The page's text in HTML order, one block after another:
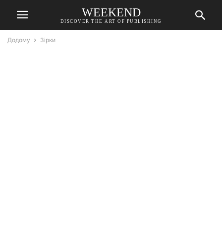
WEEKEND
DISCOVER THE ART OF PUBLISHING
Додому Зірки